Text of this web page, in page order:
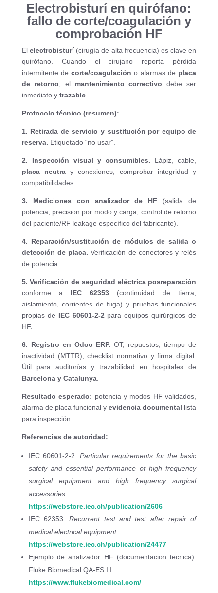
Electrobisturí en quirófano:
fallo de corte/coagulación y
comprobación HF
El electrobisturí(cirugía de alta frecuencia) es clave en
quirófano. Cuando el cirujano reporta pérdida
intermitente decorte/coagulación o alarmas de placa
de retorno , el mantenimiento correctivo debe ser
inmediato y trazable.
Protocolo técnico (resumen):
1. Retirada de servicio y sustitución por equipo de
reserva. Etiquetado “no usar”.
2. Inspección visual y consumibles. Lápiz, cable,
placa neutra y conexiones; comprobar integridad y
compatibilidades.
3. Mediciones con analizador de HF (salida de
potencia, precisión por modo y carga, control de retorno
del paciente/RF leakage específico del fabricante).
4. Reparación/sustitución de módulos de salida o
detección de placa. Verificación de conectores y relés
de potencia.
5. Verificación de seguridad eléctrica posreparación
conforme a IEC 62353 (continuidad de tierra,
aislamiento, corrientes de fuga) y pruebas funcionales
propias de IEC 60601-2-2 para equipos quirúrgicos de
HF.
6. Registro en Odoo ERP. OT, repuestos, tiempo de
inactividad (MTTR), checklist normativo y firma digital.
Útil para auditorías y trazabilidad en hospitales de
Barcelona y Catalunya.
Resultado esperado: potencia y modos HF validados,
alarma de placa funcional yevidencia documental lista
para inspección.
Referencias de autoridad:
IEC 60601-2-2:Particular requirements for the basic
safety and essential performance of high frequency
surgical equipment and high frequency surgical
accessories.
https://webstore.iec.ch/publication/2606
IEC 62353:Recurrent test and test after repair of
medical electrical equipment.
https://webstore.iec.ch/publication/24477
Ejemplo de analizador HF (documentación técnica):
Fluke Biomedical QA-ES III
https://www.flukebiomedical.com/